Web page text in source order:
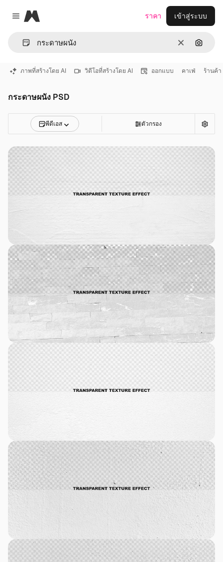
Close menu
Magnific
ชัดเจนค้นหา
ราคา เข้าสู่ระบบ
ภาพที่สร้างโดย AI วิดีโอที่สร้างโดย AI ออกแบบ คาเฟ่ ร้านค้า
กระดาษผนัง PSD
พีดีเอส ตัวกรอง